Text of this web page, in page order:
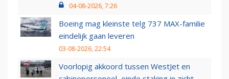
04-08-2026, 7:26
Boeing mag kleinste telg 737 MAX-familie
eindelijk gaan leveren
03-08-2026, 22:54
Voorlopig akkoord tussen WestJet en